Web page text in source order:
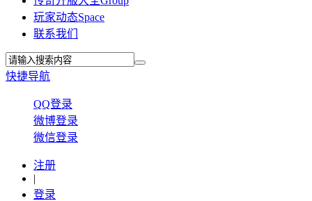
玩家动态Space
联系我们
快捷导航
QQ登录
微博登录
微信登录
注册
|
登录